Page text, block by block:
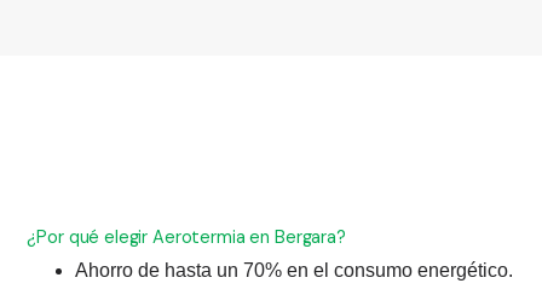
¿Por qué elegir Aerotermia en Bergara?
Ahorro de hasta un 70% en el consumo energético.